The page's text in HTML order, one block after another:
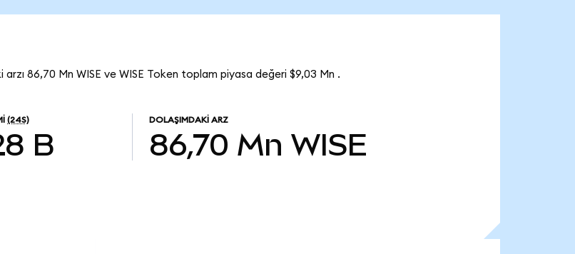
arzı 86,70 Mn WISE ve WISE Token toplam piyasa değeri $9,03 Mn .
(24S)
B
DOLAŞIMDAKI ARZ
86,70 Mn WISE